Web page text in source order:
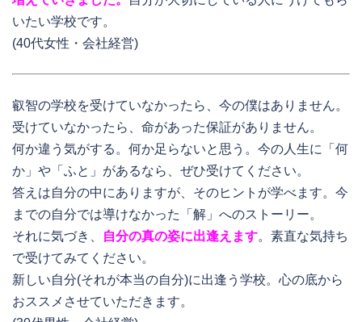
いたい学校です。
(40代女性・会社経営)
叡智の学校を受けていなかったら、今の僕はありません。
受けていなかったら、命があった保証がありません。
何か違う気がする。何か足らないと思う。今の人生に「何
か」や「ふと」があるなら、ぜひ受けてください。
答えは自分の中にありますが、そのヒントが学べます。今
までの自分では導けなかった「解」へのストーリー。
それに気づき、
自分の真の姿に出逢えます。素直な気持ち
で受けてみてください。
新しい自分(それが本当の自分)に出逢う学校。心の底から
おススメさせていただきます。